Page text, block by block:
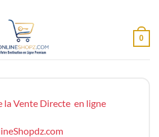
0
la Vente Directe en ligne